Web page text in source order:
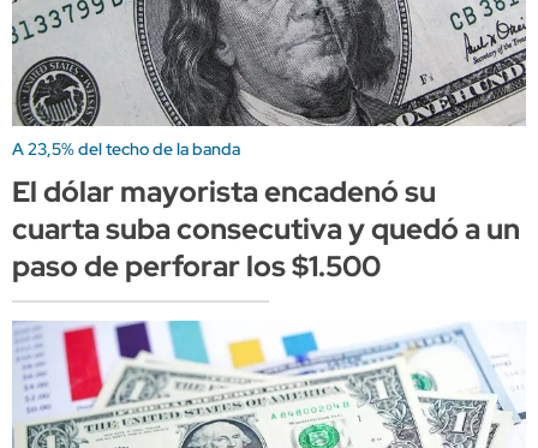
A 23,5% del techo de la banda
El dólar mayorista encadenó su
cuarta suba consecutiva y quedó a un
paso de perforar los $1.500